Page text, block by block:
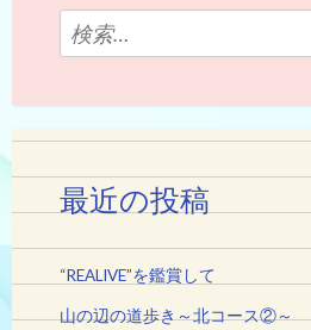
索:
最近の投稿
“REALIVE”を鑑賞して
山の辺の道歩き～北コース②～